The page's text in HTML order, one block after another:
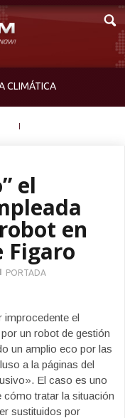
CLIMÁTICA
el
en
Figaro
PORTADA
improcedente el
un robot de gestión
un amplio eco por las
a la páginas del
El caso es uno
cómo tratar la situación
sustituidos por